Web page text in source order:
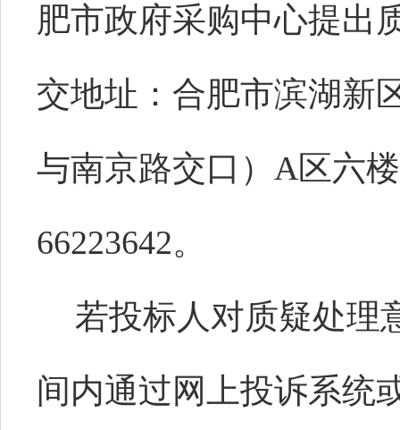
肥市政府采购中心提出
交地址：合肥市滨湖新
与南京路交口）A区六
66223642。
若投标人对质疑处理
间内通过网上投诉系统